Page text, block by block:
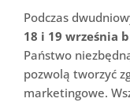
Podczas
18 i 19 września
Państwo
pozwolą tworzyć
marketingowe.